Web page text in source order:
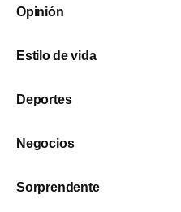
Opinión
Estilo de vida
Deportes
Negocios
Sorprendente